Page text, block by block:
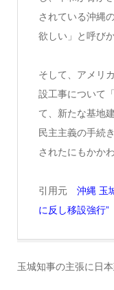
されている沖縄
欲しい」と呼び
そして、アメリ
設工事について
て、新たな基地
民主主義の手続
されたにもかか
引用元 沖縄 玉
に反し移設強行”
玉城知事の主張に日本